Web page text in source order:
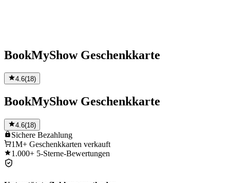
BookMyShow Geschenkkarte
4.6(18)
BookMyShow Geschenkkarte
4.6(18)
Sichere Bezahlung
1M+ Geschenkkarten verkauft
1.000+ 5-Sterne-Bewertungen